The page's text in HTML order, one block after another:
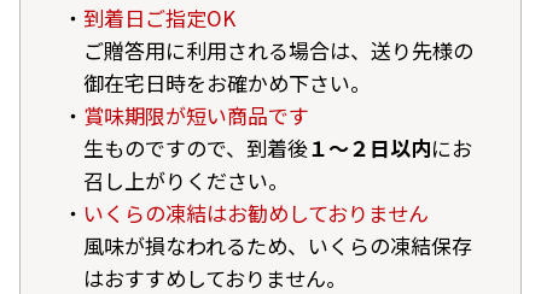
到着日ご指定OK
ご贈答用に利用される場合は、送り先様の
御在宅日時をお確かめ下さい。
賞味期限が短い商品です
生ものですので、到着後１～２日以内にお
召し上がりください。
いくらの凍結はお勧めしておりません
風味が損なわれるため、いくらの凍結保存
はおすすめしておりません。